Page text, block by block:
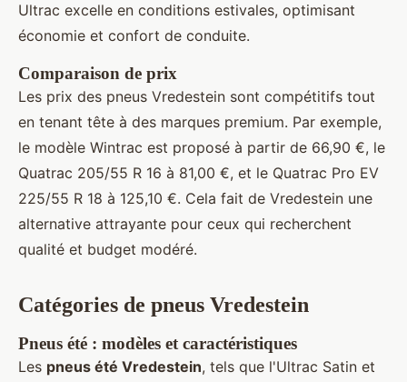
Ultrac excelle en conditions estivales, optimisant
économie et confort de conduite.
Comparaison de prix
Les prix des pneus Vredestein sont compétitifs tout
en tenant tête à des marques premium. Par exemple,
le modèle Wintrac est proposé à partir de 66,90 €, le
Quatrac 205/55 R 16 à 81,00 €, et le Quatrac Pro EV
225/55 R 18 à 125,10 €. Cela fait de Vredestein une
alternative attrayante pour ceux qui recherchent
qualité et budget modéré.
Catégories de pneus Vredestein
Pneus été : modèles et caractéristiques
Les pneus été Vredestein, tels que l'Ultrac Satin et